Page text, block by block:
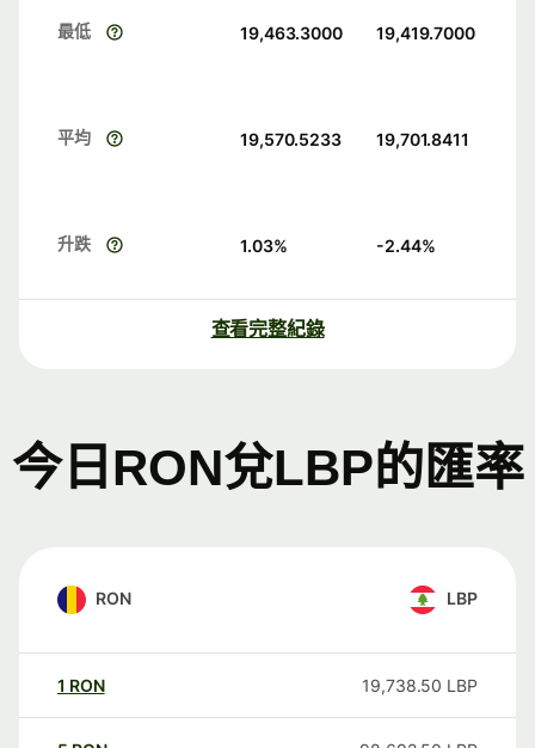
最低 19,463.3000 19,419.7000
平均 19,570.5233 19,701.8411
升跌 1.03% -2.44%
查看完整紀錄
今日RON兌LBP的匯率
RON LBP
1 RON 19,738.50 LBP